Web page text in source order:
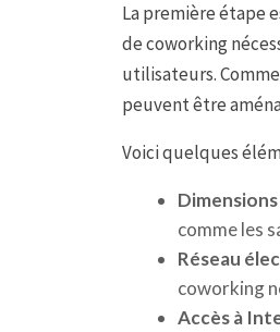
La première étape
de coworking
utilisateurs.
peuvent être
Voici quelques
comme les
Réseau
coworking
Accès à